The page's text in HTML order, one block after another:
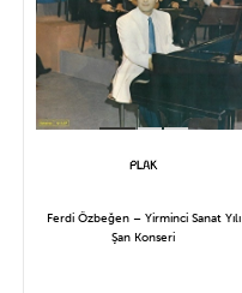
Ferdi Özbeğen – Yirminci Sanat Yılı
Şan Konseri